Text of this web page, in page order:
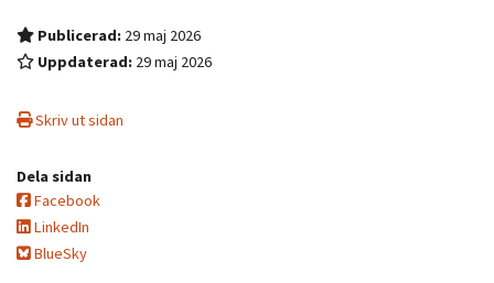
Publicerad: 29 maj 2026
Uppdaterad: 29 maj 2026
Skriv ut sidan
Dela sidan
Facebook
LinkedIn
BlueSky